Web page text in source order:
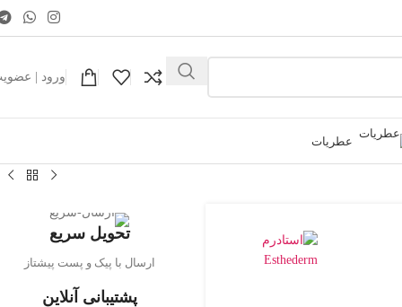
ورود |
عطریات
تحویل سریع
ارسال با پیک و پست پیشتاز
پشتیبانی آنلاین